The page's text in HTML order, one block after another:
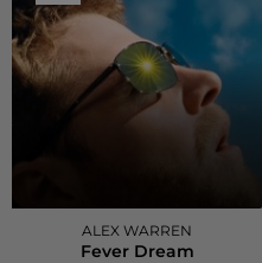
ALEX WARREN
Fever Dream